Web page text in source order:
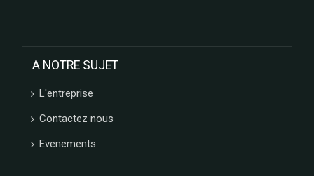
AND LOVE
COMPAGNIE
D ANCONE
A NOTRE SUJET
L'entreprise
Contactez nous
Evenements